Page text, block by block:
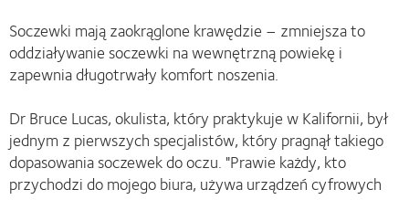
Soczewki mają zaokrąglone krawędzie – zmniejsza to
oddziaływanie soczewki na wewnętrzną powiekę i
zapewnia długotrwały komfort noszenia.
Dr Bruce Lucas, okulista, który praktykuje w Kalifornii, był
jednym z pierwszych specjalistów, który pragnął takiego
dopasowania soczewek do oczu. "Prawie każdy, kto
przychodzi do mojego biura, używa urządzeń cyfrowych